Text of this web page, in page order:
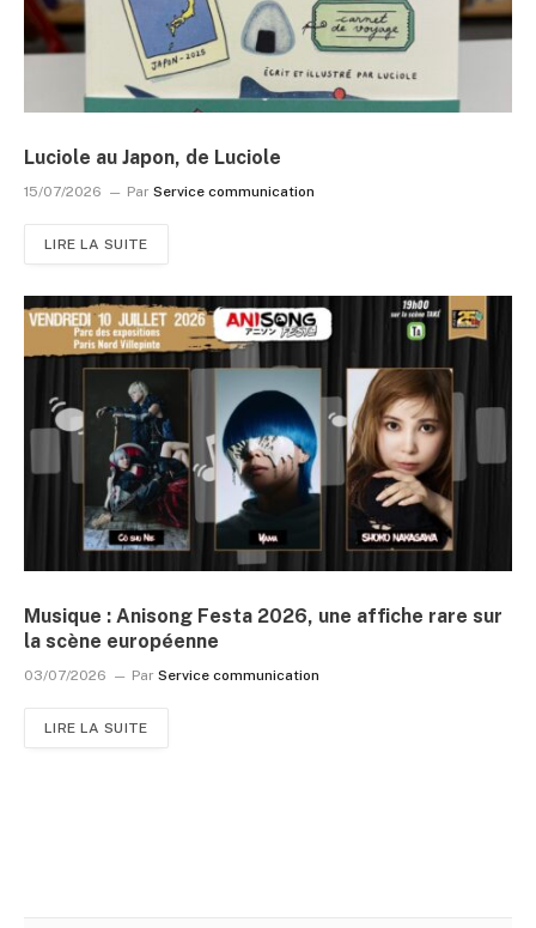
Luciole au Japon, de Luciole
15/07/2026 Par Service communication
LIRE LA SUITE
Musique : Anisong Festa 2026, une affiche rare sur
la scène européenne
03/07/2026 Par Service communication
LIRE LA SUITE